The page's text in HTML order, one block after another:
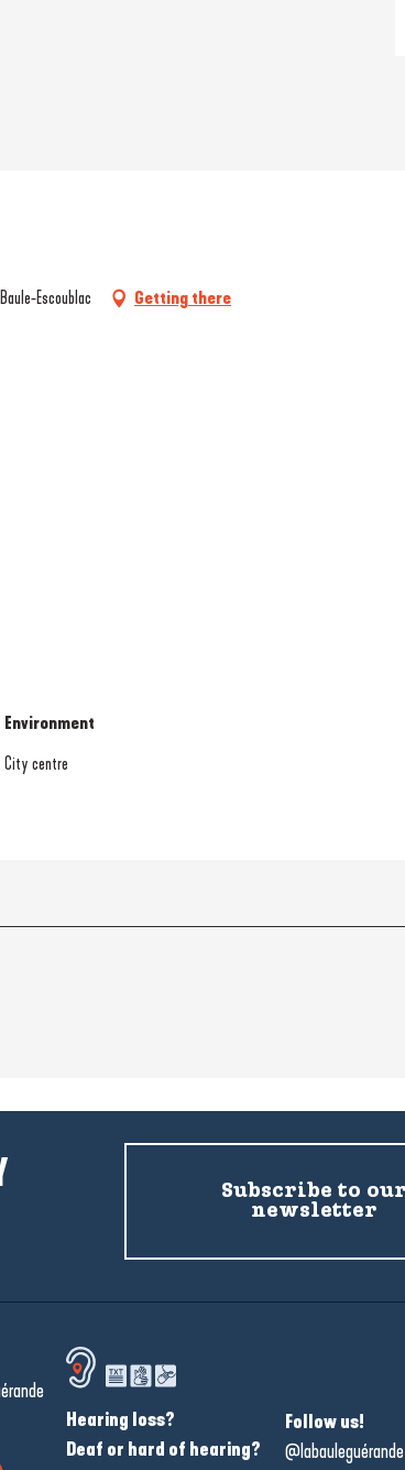
Escoublac Getting there
Environment
Environment
City centre
Subscribe to our
newsletter
Hearing loss?
Deaf or hard of hearing?
Follow us!
@labauleguérande